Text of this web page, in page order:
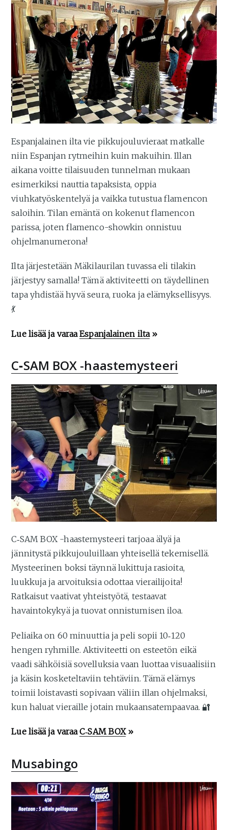
Espanjalainen ilta vie pikkujouluvieraat matkalle
niin Espanjan rytmeihin kuin makuihin. Illan
aikana voitte tilaisuuden tunnelman mukaan
esimerkiksi nauttia tapaksista, oppia
viuhkatyöskentelyä ja vaikka tutustua flamencon
saloihin. Tilan emäntä on kokenut flamencon
parissa, joten flamenco-showkin onnistuu
ohjelmanumerona!
Ilta järjestetään Mäkilaurilan tuvassa eli tilakin
järjestyy samalla! Tämä aktiviteetti on täydellinen
tapa yhdistää hyvä seura, ruoka ja elämyksellisyys.
💃
Lue lisää ja varaaEspanjalainen ilta»
C‑SAM BOX -haastemysteeri
C‑SAM BOX -haastemysteeri tarjoaa älyä ja
jännitystä pikkujouluillaan yhteisellä tekemisellä.
Mysteerinen boksi täynnä lukittuja rasioita,
luukkuja ja arvoituksia odottaa vierailijoita!
Ratkaisut vaativat yhteistyötä, testaavat
havaintokykyä ja tuovat onnistumisen iloa.
Peliaika on 60 minuuttia ja peli sopii 10‑120
hengen ryhmille. Aktiviteetti on esteetön eikä
vaadi sähköisiä sovelluksia vaan luottaa visuaalisiin
ja käsin kosketeltaviin tehtäviin. Tämä elämys
toimii loistavasti sopivaan väliin illan ohjelmaksi,
kun haluat vieraille jotain mukaansatempaavaa. 🔐
Lue lisää ja varaaC‑SAM BOX»
Musabingo